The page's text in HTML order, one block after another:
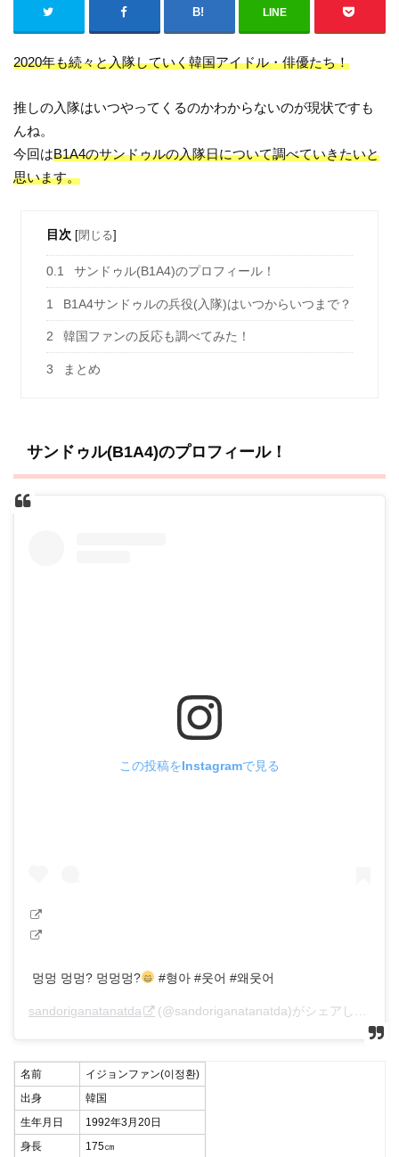
LINE
2020年も続々と入隊していく韓国アイドル・俳優たち！
推しの入隊はいつやってくるのかわからないのが現状ですも
んね。
今回はB1A4のサンドゥルの入隊日について調べていきたいと
思います。
目次 [閉じる]
0.1 サンドゥル(B1A4)のプロフィール！
1 B1A4サンドゥルの兵役(入隊)はいつからいつまで？
2 韓国ファンの反応も調べてみた！
3 まとめ
サンドゥル(B1A4)のプロフィール！
この投稿をInstagramで見る
멍멍 멍멍? 멍멍멍? #형아 #웃어 #왜웃어
sandoriganatanatda (@sandoriganatanatda)がシェアした投稿 –
名前
イジョンファン(이정환)
出身
韓国
生年月日
1992年3月20日
身長
175㎝